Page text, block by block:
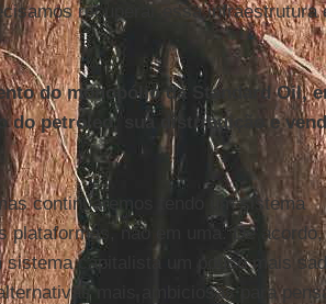
recuperar essa infraestrutura
do monopólio da Standard Oil,
do petróleo, sua distribuição e
continuaremos tendo um sistema
não em uma. De acordo,
capitalista um pouco mais
mais ambiciosas para